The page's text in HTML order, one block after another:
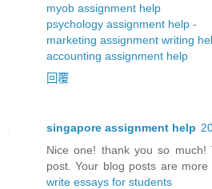
myob assignment help
psychology assignment help -
marketing assignment writing
accounting assignment help
回覆
singapore assignment help
Nice one! thank you so
post. Your blog posts are more
write essays for students